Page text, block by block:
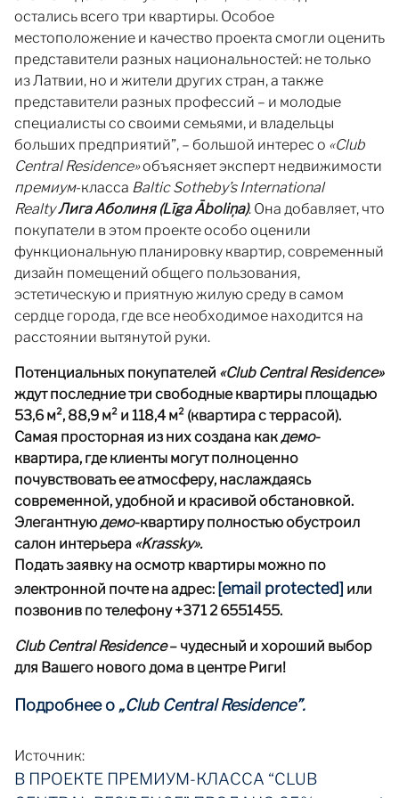
остались всего три квартиры. Особое
местоположение и качество проекта смогли оценить
представители разных национальностей: не только
из Латвии, но и жители других стран, а также
представители разных профессий – и молодые
специалисты со своими семьями, и владельцы
больших предприятий”, – большой интерес о «Club
Central Residence»объясняет эксперт недвижимости
премиум-класса Baltic Sotheby’s International
RealtyЛига Аболиня (Līga Āboliņa). Она добавляет, что
покупатели в этом проекте особо оценили
функциональную планировку квартир, современный
дизайн помещений общего пользования,
эстетическую и приятную жилую среду в самом
сердце города, где все необходимое находится на
расстоянии вытянутой руки.
Потенциальных покупателей «Club Central Residence»
ждут последние три свободные квартиры площадью
53,6 м², 88,9 м² и 118,4 м² (квартира с террасой).
Самая просторная из них создана как демо-
квартира, где клиенты могут полноценно
почувствовать ее атмосферу, наслаждаясь
современной, удобной и красивой обстановкой.
Элегантную демо-квартиру полностью обустроил
салон интерьера «Krassky».
Подать заявку на осмотр квартиры можно по
электронной почте на адрес: [email protected] или
позвонив по телефону +371 2 6551455.
Club Central Residence– чудесный и хороший выбор
для Вашего нового дома в центре Риги!
Подробнее о „Club Central Residence”.
Источник:
В ПРОЕКТЕ ПРЕМИУМ-КЛАССА “CLUB